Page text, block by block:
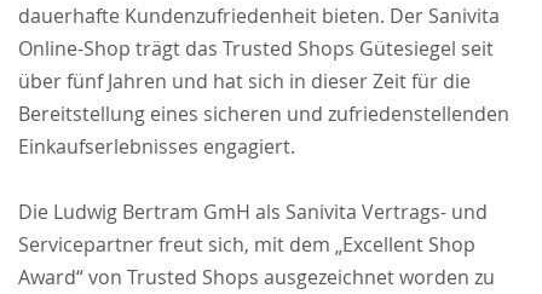
dauerhafte Kundenzufriedenheit bieten. Der Sanivita
Online-Shop trägt das Trusted Shops Gütesiegel seit
über fünf Jahren und hat sich in dieser Zeit für die
Bereitstellung eines sicheren und zufriedenstellenden
Einkaufserlebnisses engagiert.
Die Ludwig Bertram GmH als Sanivita Vertrags- und
Servicepartner freut sich, mit dem „Excellent Shop
Award“ von Trusted Shops ausgezeichnet worden zu